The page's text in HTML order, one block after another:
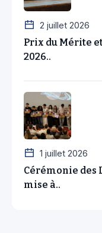
2 juillet 2026
Prix du Mérite
2026..
1 juillet 2026
Cérémonie des
mise à..